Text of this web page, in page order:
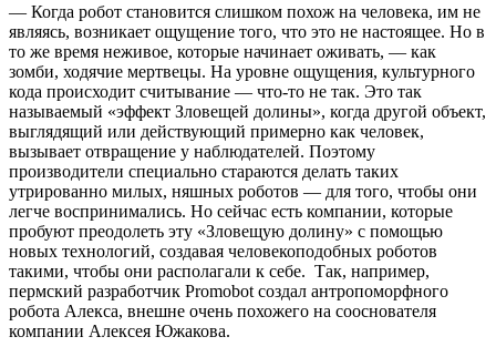
— Когда робот становится слишком похож на человека, им не
являясь, возникает ощущение того, что это не настоящее. Но в
то же время неживое, которые начинает оживать, — как
зомби, ходячие мертвецы. На уровне ощущения, культурного
кода происходит считывание — что-то не так. Это так
называемый «эффект Зловещей долины», когда другой объект,
выглядящий или действующий примерно как человек,
вызывает отвращение у наблюдателей. Поэтому
производители специально стараются делать таких
утрированно милых, няшных роботов — для того, чтобы они
легче воспринимались. Но сейчас есть компании, которые
пробуют преодолеть эту «Зловещую долину» с помощью
новых технологий, создавая человекоподобных роботов
такими, чтобы они располагали к себе. Так, например,
пермский разработчик Promobot создал антропоморфного
робота Алекса, внешне очень похожего на сооснователя
компании Алексея Южакова.